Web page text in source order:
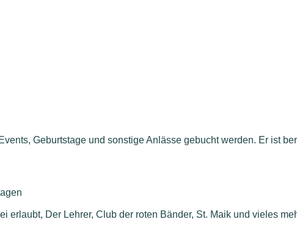
Geburtstage und sonstige Anlässe gebucht werden. Er ist
Der Lehrer, Club der roten Bänder, St. Maik und vieles